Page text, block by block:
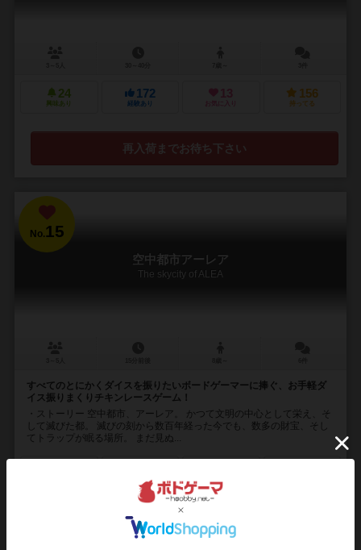
24
興味あり
172
経験あり
13
お気に入り
156
持ってる
再入荷までお待ち下さい
No.15
空中都市アーレア
The skycity of ALEA
すべてのとにかくダイスを振りたいボードゲーマーに捧ぐ、お手軽ダ
イス振りまくりチキンレースゲーム！
・ストーリー 空中都市、アーレア。 かつて文明の中心として栄え、そ
して滅びた都。 滅びの刻から数百年経った今でも、数多の財宝、そし
てトラップが眠る場所。 まだ見ぬ...
経験あり
再入荷までお待ち下さい